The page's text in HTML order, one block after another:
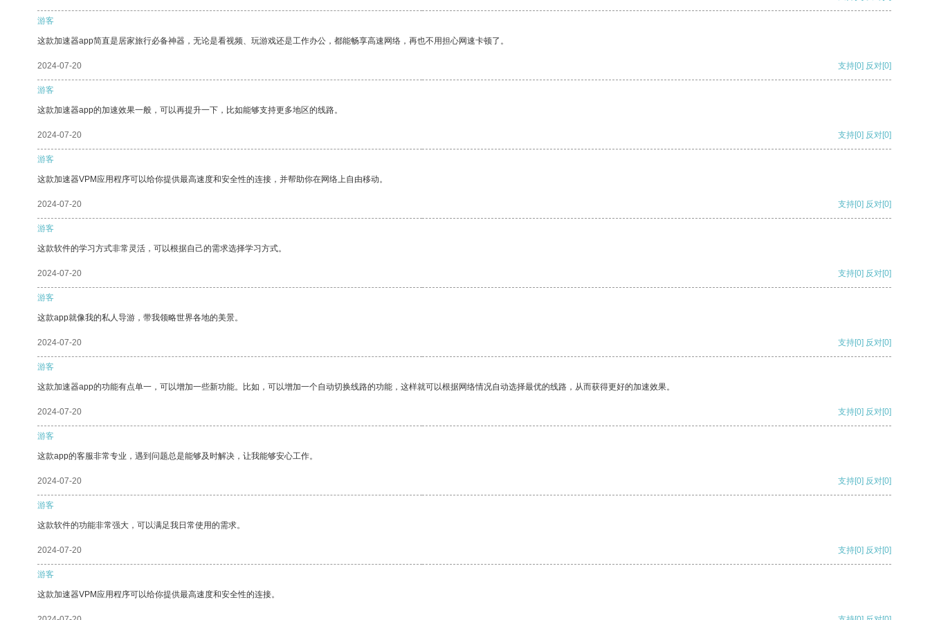
游客
这款加速器app简直是居家旅行必备神器，无论是看视频、玩游戏还是工作办公，都能畅享高速网络，再也不用担心网速卡顿了。
2024-07-20 支持[0] 反对[0]
游客
这款加速器app的加速效果一般，可以再提升一下，比如能够支持更多地区的线路。
2024-07-20 支持[0] 反对[0]
游客
这款加速器VPM应用程序可以给你提供最高速度和安全性的连接，并帮助你在网络上自由移动。
2024-07-20 支持[0] 反对[0]
游客
这款软件的学习方式非常灵活，可以根据自己的需求选择学习方式。
2024-07-20 支持[0] 反对[0]
游客
这款app就像我的私人导游，带我领略世界各地的美景。
2024-07-20 支持[0] 反对[0]
游客
这款加速器app的功能有点单一，可以增加一些新功能。比如，可以增加一个自动切换线路的功能，这样就可以根据网络情况自动选择最优的线路，从而获得更好的加速效果。
2024-07-20 支持[0] 反对[0]
游客
这款app的客服非常专业，遇到问题总是能够及时解决，让我能够安心工作。
2024-07-20 支持[0] 反对[0]
游客
这款软件的功能非常强大，可以满足我日常使用的需求。
2024-07-20 支持[0] 反对[0]
游客
这款加速器VPM应用程序可以给你提供最高速度和安全性的连接。